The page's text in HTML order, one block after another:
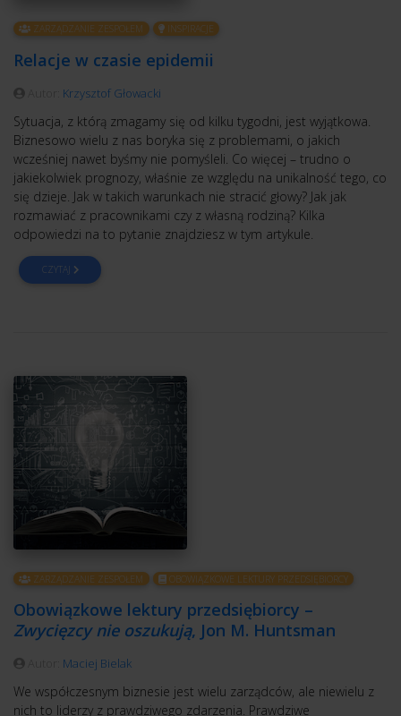
ZARZĄDZANIE ZESPOŁEM INSPIRACJE
Relacje w czasie epidemii
Krzysztof Głowacki
Sytuacja, z którą zmagamy się od kilku tygodni, jest wyjątkowa.
Biznesowo wielu z nas boryka się z problemami, o jakich
wcześniej nawet byśmy nie pomyśleli. Co więcej – trudno o
jakiekolwiek prognozy, właśnie ze względu na unikalność tego, co
się dzieje. Jak w takich warunkach nie stracić głowy? Jak jak
rozmawiać z pracownikami czy z własną rodziną? Kilka
odpowiedzi na to pytanie znajdziesz w tym artykule.
CZYTAJ
ZARZĄDZANIE ZESPOŁEM OBOWIĄZKOWE LEKTURY PRZEDSIĘBIORCY
Obowiązkowe lektury przedsiębiorcy –
Zwycięzcy nie oszukują, Jon M. Huntsman
Maciej Bielak
We współczesnym biznesie jest wielu zarządców, ale niewielu z
nich to liderzy z prawdziwego zdarzenia. Prawdziwe